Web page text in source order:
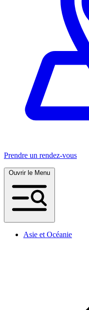
Prendre un rendez-vous
Asie et Océanie